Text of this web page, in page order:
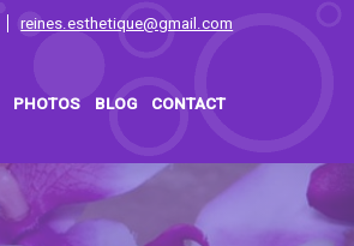
reines.esthetique@gmail.com
PHOTOS BLOG CONTACT